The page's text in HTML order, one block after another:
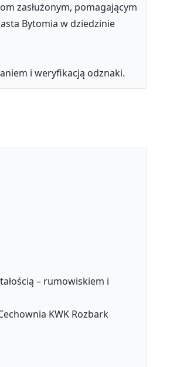
zasłużonym, pomagającym
Bytomia w dziedzinie
i weryfikacją odznaki.
– rumowiskiem i
KWK Rozbark